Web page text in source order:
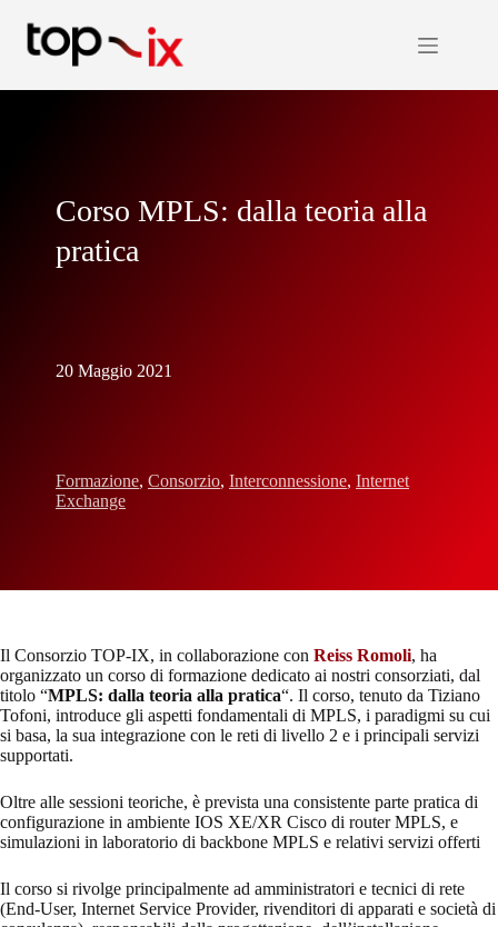
contenuto
Corso MPLS: dalla teoria alla
pratica
20 Maggio 2021
Formazione, Consorzio, Interconnessione, Internet
Exchange
Il Consorzio TOP-IX, in collaborazione con Reiss Romoli, ha
organizzato un corso di formazione dedicato ai nostri consorziati, dal
titolo “MPLS: dalla teoria alla pratica“. Il corso, tenuto da Tiziano
Tofoni, introduce gli aspetti fondamentali di MPLS, i paradigmi su cui
si basa, la sua integrazione con le reti di livello 2 e i principali servizi
supportati.
Oltre alle sessioni teoriche, è prevista una consistente parte pratica di
configurazione in ambiente IOS XE/XR Cisco di router MPLS, e
simulazioni in laboratorio di backbone MPLS e relativi servizi offerti
Il corso si rivolge principalmente ad amministratori e tecnici di rete
(End-User, Internet Service Provider, rivenditori di apparati e società di